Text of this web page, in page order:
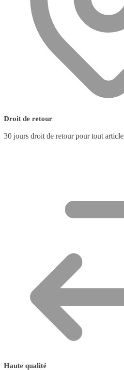
Droit de retour
30 jours droit de retour pour tout article
Haute qualité